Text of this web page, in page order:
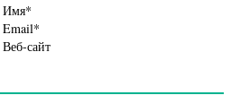
Имя*
Email*
Веб-сайт